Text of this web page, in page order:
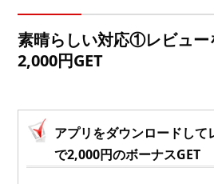
素晴らしい対応①レビュー
2,000円GET
アプリをダウンロードして
で2,000円のボーナスGET